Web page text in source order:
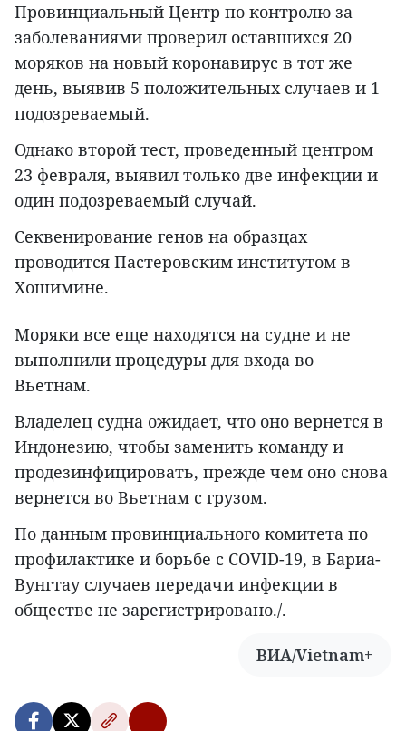
Провинциальный Центр по контролю за
заболеваниями проверил оставшихся 20
моряков на новый коронавирус в тот же
день, выявив 5 положительных случаев и 1
подозреваемый.
Однако второй тест, проведенный центром
23 февраля, выявил только две инфекции и
один подозреваемый случай.
Секвенирование генов на образцах
проводится Пастеровским институтом в
Хошимине.
Моряки все еще находятся на судне и не
выполнили процедуры для входа во
Вьетнам.
Владелец судна ожидает, что оно вернется в
Индонезию, чтобы заменить команду и
продезинфицировать, прежде чем оно снова
вернется во Вьетнам с грузом.
По данным провинциального комитета по
профилактике и борьбе с COVID-19, в Бариа-
Вунгтау случаев передачи инфекции в
обществе не зарегистрировано./.
ВИА/Vietnam+